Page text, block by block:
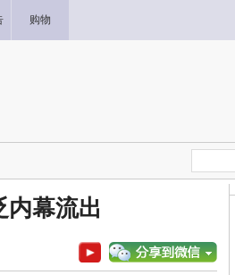
购物
内幕流出